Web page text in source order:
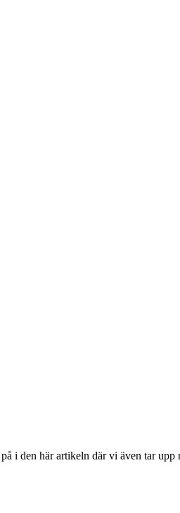
i den här artikeln där vi även tar